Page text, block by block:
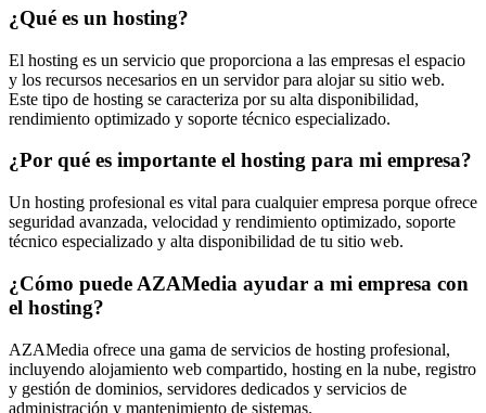
¿Qué es un hosting?
El hosting es un servicio que proporciona a las empresas el espacio
y los recursos necesarios en un servidor para alojar su sitio web.
Este tipo de hosting se caracteriza por su alta disponibilidad,
rendimiento optimizado y soporte técnico especializado.
¿Por qué es importante el hosting para mi empresa?
Un hosting profesional es vital para cualquier empresa porque ofrece
seguridad avanzada, velocidad y rendimiento optimizado, soporte
técnico especializado y alta disponibilidad de tu sitio web.
¿Cómo puede AZAMedia ayudar a mi empresa con
el hosting?
AZAMedia ofrece una gama de servicios de hosting profesional,
incluyendo alojamiento web compartido, hosting en la nube, registro
y gestión de dominios, servidores dedicados y servicios de
administración y mantenimiento de sistemas.